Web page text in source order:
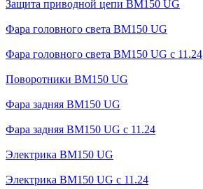
Защита приводной цепи BM150 UG
Фара головного света BM150 UG
Фара головного света BM150 UG c 11.24
Поворотники BM150 UG
Фара задняя BM150 UG
Фара задняя BM150 UG с 11.24
Электрика BM150 UG
Электрика BM150 UG c 11.24